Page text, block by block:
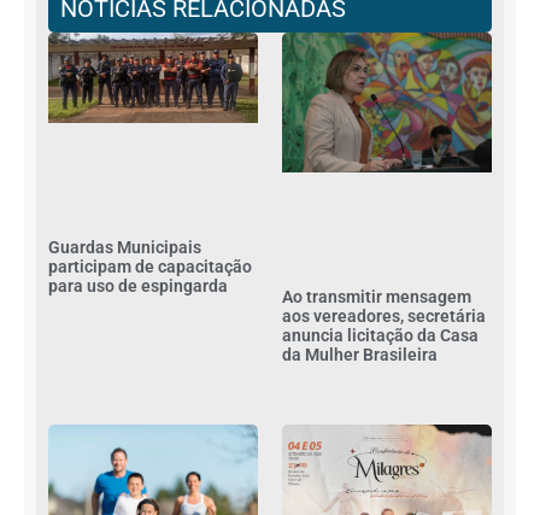
NOTÍCIAS RELACIONADAS
Guardas Municipais
participam de capacitação
para uso de espingarda
Ao transmitir mensagem
aos vereadores, secretária
anuncia licitação da Casa
da Mulher Brasileira